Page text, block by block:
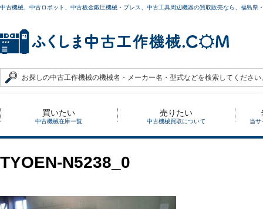
中古機械、中古ロボット、中古板金鍛圧機械・プレス、中古工具周辺機器の買取販売なら、福島
買いたい
中古機械在庫一覧
売りたい
中古機械買取について 当サ
TYOEN-N5238_0